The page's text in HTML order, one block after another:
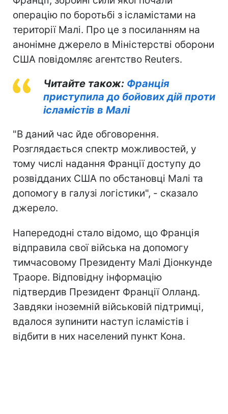
операцію по боротьбі з ісламістами на
території Малі. Про це з посиланням на
анонімне джерело в Міністерстві оборони
США повідомляє агентство Reuters.
Читайте також: Франція
приступила до бойових дій проти
ісламістів в Малі
"В даний час йде обговорення.
Розглядається спектр можливостей, у
тому числі надання Франції доступу до
розвідданих США по обстановці Малі та
допомогу в галузі логістики", - сказало
джерело.
Напередодні стало відомо, що Франція
відправила свої війська на допомогу
тимчасовому Президенту Малі Діонкунде
Траоре. Відповідну інформацію
підтвердив Президент Франції Олланд.
Завдяки іноземній військовій підтримці,
вдалося зупинити наступ ісламістів і
відбити в них населений пункт Кона.